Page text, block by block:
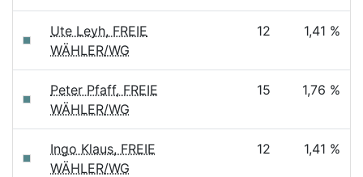
Ute Leyh, FREIE
WÄHLER/WG
12 1,41 %
Peter Pfaff, FREIE
WÄHLER/WG
15 1,76 %
Ingo Klaus, FREIE
WÄHLER/WG
12 1,41 %